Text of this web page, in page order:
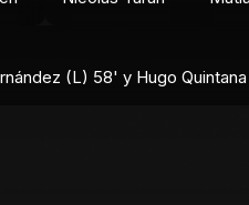
(L) 58' y Hugo